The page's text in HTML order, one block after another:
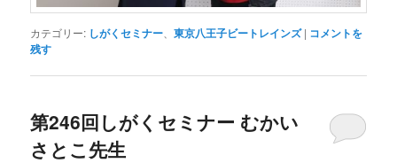
カテゴリー: しがくセミナー 、東京八王子ビートレインズ | コメントを
残す
第246回しがくセミナー むかい
さとこ先生